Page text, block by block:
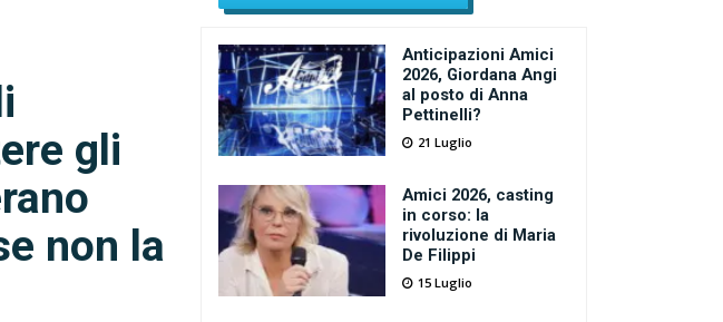
gli
non la
Anticipazioni Amici
2026, Giordana Angi
al posto di Anna
Pettinelli?
21 Luglio
Amici 2026, casting
in corso: la
rivoluzione di Maria
De Filippi
15 Luglio